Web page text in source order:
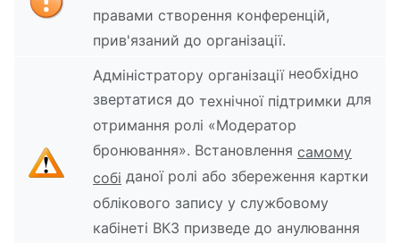
правами створення конференцій,
прив'язаний до організації.
Адміністратору організаціїнеобхідно
звертатися до технічної підтримки для
отримання ролі «Модератор
бронювання». Встановлення самому
собі даної ролі або збереження картки
облікового запису у службовому
кабінеті ВКЗ призведе до анулювання